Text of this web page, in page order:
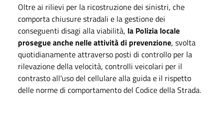
Oltre ai rilievi per la ricostruzione dei sinistri, che
comporta chiusure stradali e la gestione dei
conseguenti disagi alla viabilità, la Polizia locale
prosegue anche nelle attività di prevenzione, svolta
quotidianamente attraverso posti di controllo per la
rilevazione della velocità, controlli veicolari per il
contrasto all'uso del cellulare alla guida e il rispetto
delle norme di comportamento del Codice della Strada.